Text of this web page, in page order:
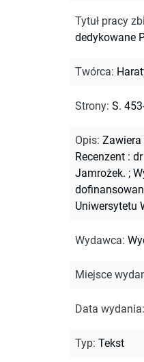
Tytuł pracy
dedykowane
Twórca:
Strony: S.
Opis:
Recenzent :
Jamrożek. ;
Uniwersytetu
Wydawca:
Miejsce
Data wydania:
Typ: Tekst